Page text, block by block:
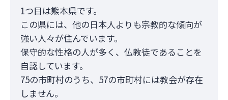
1つ目は熊本県です。
この県には、他の日本人よりも宗教的な傾向が
強い人々が住んでいます。
保守的な性格の人が多く、仏教徒であることを
自認しています。
75の市町村のうち、57の市町村には教会が存在
しません。